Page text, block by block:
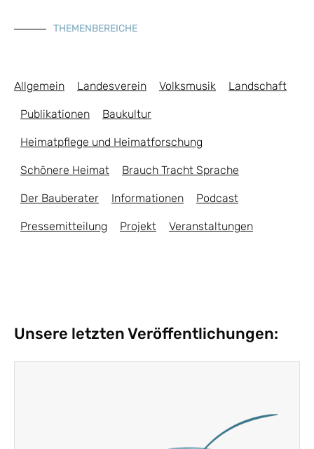
THEMENBEREICHE
Allgemein Landesverein Volksmusik Landschaft
Publikationen Baukultur
Heimatpflege und Heimatforschung
Schönere Heimat Brauch Tracht Sprache
Der Bauberater Informationen Podcast
Pressemitteilung Projekt Veranstaltungen
Unsere letzten Veröffentlichungen: